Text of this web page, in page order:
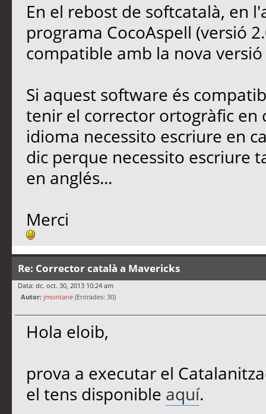
En el rebost de softcatalà, en
programa CocoAspell (versió
compatible amb la nova
Si aquest software és
tenir el corrector ortogràfic en
idioma necessito escriure en
dic perque necessito escriure
en anglés...
Merci
Re: Corrector català a Mavericks
Data: dc. oct. 30, 2013 10:24 am
Autor: jmontane (Entrades: 30)
Hola eloib,
prova a executar el
el tens disponible aquí.